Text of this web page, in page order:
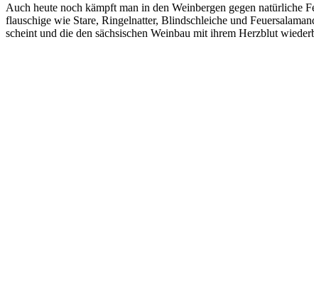
Auch heute noch kämpft man in den Weinbergen gegen natürliche
flauschige wie Stare, Ringelnatter, Blindschleiche und
scheint und die den sächsischen Weinbau mit ihrem Herzblut